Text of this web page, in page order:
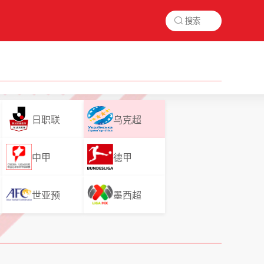

日职联 乌克超
中甲 德甲
世亚预 墨西超